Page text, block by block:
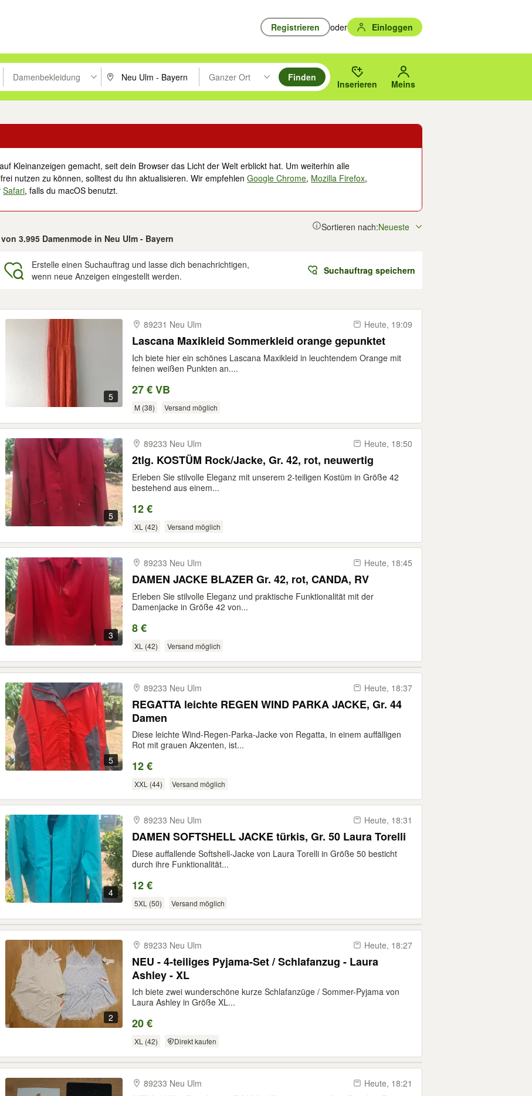
Registrieren oder Einloggen
um zu suchen, oder Vorschläge mit den Pfeiltasten nach oben/unten durchsuchen und mit Eingabetaste auswählen.
Damenbekleidung PLZ oder Ort eingeben. Eingabetaste drücken um zu suchen, oder Vorschläge mit den Pfeiltasten nach oben/
Ganzer Ort
Suche im Umkreis des gewählten Orts oder PLZ.
Finden
Inserieren Meins
Kleinanzeigen gemacht, seit dein Browser das Licht der Welt erblickt hat. Um weiterhin alle
nutzen zu können, solltest du ihn aktualisieren. Wir empfehlenGoogle Chrome, Mozilla Firefox,
Safari, falls du macOS benutzt.
3.995 Damenmode in Neu Ulm - Bayern
Sortieren nach:Neueste
Erstelle einen Suchauftrag und lasse dich benachrichtigen,
wenn neue Anzeigen eingestellt werden.
Suchauftrag speichern
5
89231 Neu Ulm Heute, 19:09
Lascana Maxikleid Sommerkleid orange gepunktet
Ich biete hier ein schönes Lascana Maxikleid in leuchtendem Orange mit
feinen weißen Punkten an....
27 € VB
M (38) Versand möglich
5
89233 Neu Ulm Heute, 18:50
2tlg. KOSTÜM Rock/Jacke, Gr. 42, rot, neuwertig
Erleben Sie stilvolle Eleganz mit unserem 2-teiligen Kostüm in Größe 42
bestehend aus einem...
12 €
XL (42) Versand möglich
3
89233 Neu Ulm Heute, 18:45
DAMEN JACKE BLAZER Gr. 42, rot, CANDA, RV
Erleben Sie stilvolle Eleganz und praktische Funktionalität mit der
Damenjacke in Größe 42 von...
8 €
XL (42) Versand möglich
5
89233 Neu Ulm Heute, 18:37
REGATTA leichte REGEN WIND PARKA JACKE, Gr. 44
Damen
Diese leichte Wind-Regen-Parka-Jacke von Regatta, in einem auffälligen
Rot mit grauen Akzenten, ist...
12 €
XXL (44) Versand möglich
4
89233 Neu Ulm Heute, 18:31
DAMEN SOFTSHELL JACKE türkis, Gr. 50 Laura Torelli
Diese auffallende Softshell-Jacke von Laura Torelli in Größe 50 besticht
durch ihre Funktionalität...
12 €
5XL (50) Versand möglich
2
89233 Neu Ulm Heute, 18:27
NEU - 4-teiliges Pyjama-Set / Schlafanzug - Laura
Ashley - XL
Ich biete zwei wunderschöne kurze Schlafanzüge / Sommer-Pyjama von
Laura Ashley in Größe XL...
20 €
XL (42) Direkt kaufen
89233 Neu Ulm Heute, 18:21